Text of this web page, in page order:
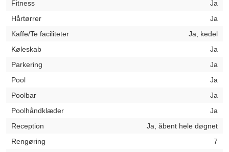
Fitness
Ja
Hårtørrer
Ja
Kaffe/Te faciliteter
Ja, kedel
Køleskab
Ja
Parkering
Ja
Pool
Ja
Poolbar
Ja
Poolhåndklæder
Ja
Reception
Ja, åbent hele døgnet
Rengøring
7